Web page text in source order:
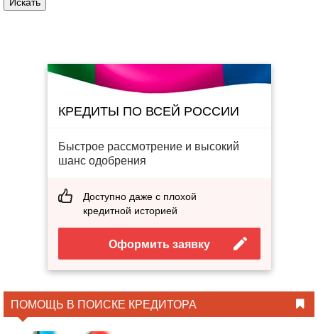
КРЕДИТЫ ПО ВСЕЙ РОССИИ
Быстрое рассмотрение и высокий
шанс одобрения
Доступно даже с плохой
кредитной историей
Оформить заявку
ПОМОЩЬ В ПОИСКЕ КРЕДИТОРА